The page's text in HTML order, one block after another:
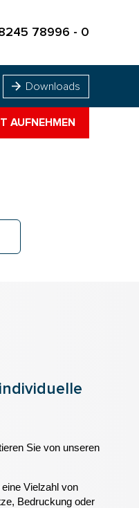
78996 - 0
Downloads
AUFNEHMEN
Sie von unseren
Vielzahl von
Bedruckung oder